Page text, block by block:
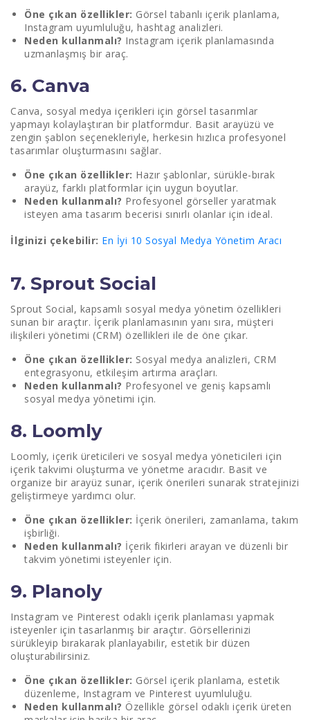
Öne çıkan özellikler: Görsel tabanlı içerik planlama,
Instagram uyumluluğu, hashtag analizleri.
Neden kullanmalı? Instagram içerik planlamasında
uzmanlaşmış bir araç.
6. Canva
Canva, sosyal medya içerikleri için görsel tasarımlar
yapmayı kolaylaştıran bir platformdur. Basit arayüzü ve
zengin şablon seçenekleriyle, herkesin hızlıca profesyonel
tasarımlar oluşturmasını sağlar.
Öne çıkan özellikler: Hazır şablonlar, sürükle-bırak
arayüz, farklı platformlar için uygun boyutlar.
Neden kullanmalı? Profesyonel görseller yaratmak
isteyen ama tasarım becerisi sınırlı olanlar için ideal.
İlginizi çekebilir: En İyi 10 Sosyal Medya Yönetim Aracı
7. Sprout Social
Sprout Social, kapsamlı sosyal medya yönetim özellikleri
sunan bir araçtır. İçerik planlamasının yanı sıra, müşteri
ilişkileri yönetimi (CRM) özellikleri ile de öne çıkar.
Öne çıkan özellikler: Sosyal medya analizleri, CRM
entegrasyonu, etkileşim artırma araçları.
Neden kullanmalı? Profesyonel ve geniş kapsamlı
sosyal medya yönetimi için.
8. Loomly
Loomly, içerik üreticileri ve sosyal medya yöneticileri için
içerik takvimi oluşturma ve yönetme aracıdır. Basit ve
organize bir arayüz sunar, içerik önerileri sunarak stratejinizi
geliştirmeye yardımcı olur.
Öne çıkan özellikler: İçerik önerileri, zamanlama, takım
işbirliği.
Neden kullanmalı? İçerik fikirleri arayan ve düzenli bir
takvim yönetimi isteyenler için.
9. Planoly
Instagram ve Pinterest odaklı içerik planlaması yapmak
isteyenler için tasarlanmış bir araçtır. Görsellerinizi
sürükleyip bırakarak planlayabilir, estetik bir düzen
oluşturabilirsiniz.
Öne çıkan özellikler: Görsel içerik planlama, estetik
düzenleme, Instagram ve Pinterest uyumluluğu.
Neden kullanmalı? Özellikle görsel odaklı içerik üreten